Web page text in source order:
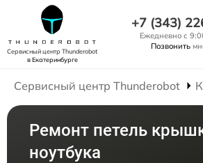
Сервисный центр Thunderobot
в Екатеринбурге
+7 (343)
Ежедневно с
Позвонить
Сервисный центр Thunderobot
Ремонт петель
ноутбука